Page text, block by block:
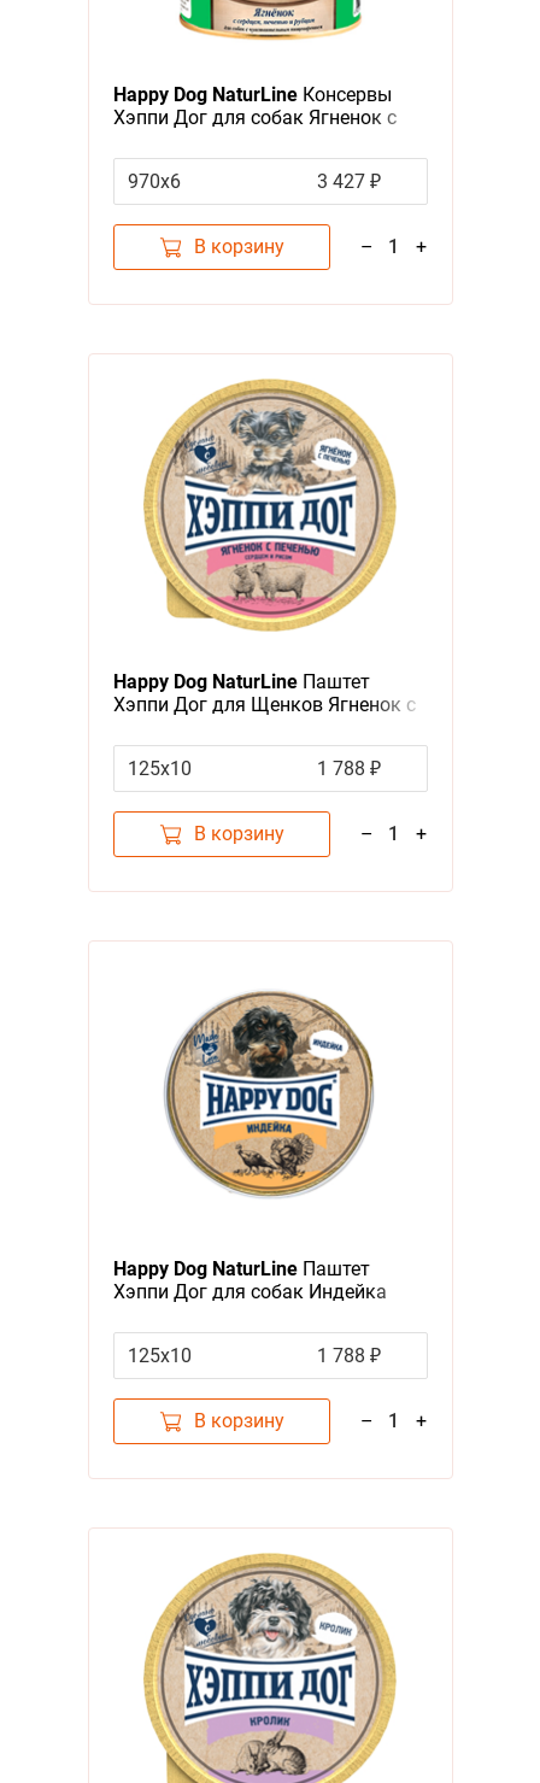
Happy Dog NaturLineКонсервы
Хэппи Дог для собак Ягненок с
за упаковку, Россия)
970х6 3 427 ₽
В корзину – 1 +
Happy Dog NaturLineПаштет
Хэппи Дог для Щенков Ягненок с
за упаковку, Россия)
125х10 1 788 ₽
В корзину – 1 +
Happy Dog NaturLineПаштет
Хэппи Дог для собак Индейка
125х10
1 788 ₽
В корзину – 1 +